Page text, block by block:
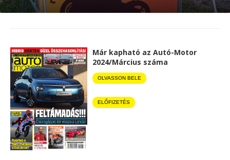
Már kapható az Autó-Motor
2024/Március száma
OLVASSON BELE
ELŐFIZETÉS